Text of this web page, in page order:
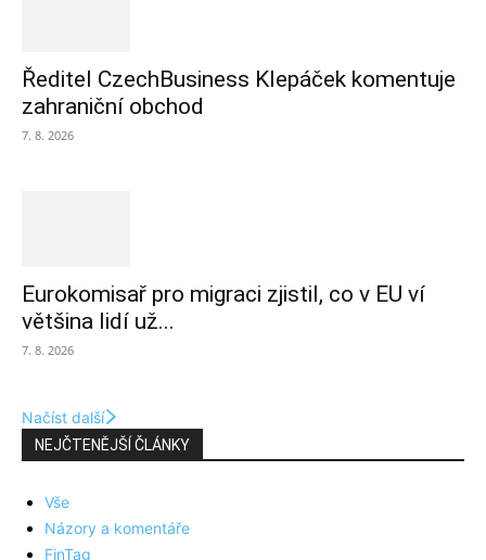
Ředitel CzechBusiness Klepáček komentuje
zahraniční obchod
7. 8. 2026
Eurokomisař pro migraci zjistil, co v EU ví
většina lidí už...
7. 8. 2026
Načíst další
NEJČTENĚJŠÍ ČLÁNKY
Vše
Názory a komentáře
FinTag